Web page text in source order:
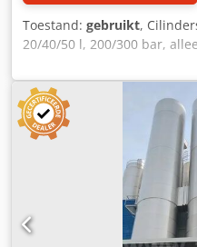
Toestand: gebruikt,
20/40/50 l, 200/300 bar,
gasfles, 50 l, 200 bar, 288
bar, 288 stuks T23 stalen
Dcedjyfpg Nepfx Afqsk Alle
exportklaar.